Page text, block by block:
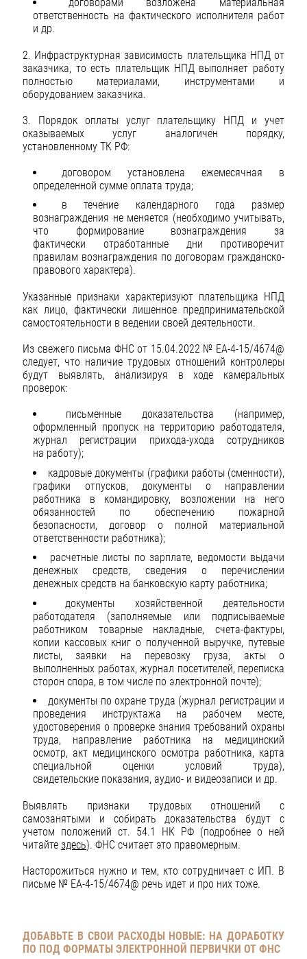
договорами возложена материальная
ответственность на фактического исполнителя работ
и др.
2. Инфраструктурная зависимость плательщика НПД от
заказчика, то есть плательщик НПД выполняет работу
полностью материалами, инструментами и
оборудованием заказчика.
3. Порядок оплаты услуг плательщику НПД и учет
оказываемых услуг аналогичен порядку,
установленному ТК РФ:
договором установлена ежемесячная в
определенной сумме оплата труда;
в течение календарного года размер
вознаграждения не меняется (необходимо учитывать,
что формирование вознаграждения за
фактически отработанные дни противоречит
правилам вознаграждения по договорам гражданско-
правового характера).
Указанные признаки характеризуют плательщика НПД
как лицо, фактически лишенное предпринимательской
самостоятельности в ведении своей деятельности.
Из свежего письма ФНС от 15.04.2022 № ЕА-4-15/4674@
следует, что наличие трудовых отношений контролеры
будут выявлять, анализируя в ходе камеральных
проверок:
письменные доказательства (например,
оформленный пропуск на территорию работодателя,
журнал регистрации прихода-ухода сотрудников
на работу);
кадровые документы (графики работы (сменности),
графики отпусков, документы о направлении
работника в командировку, возложении на него
обязанностей по обеспечению пожарной
безопасности, договор о полной материальной
ответственности работника);
расчетные листы по зарплате, ведомости выдачи
денежных средств, сведения о перечислении
денежных средств на банковскую карту работника;
документы хозяйственной деятельности
работодателя (заполняемые или подписываемые
работником товарные накладные, счета-фактуры,
копии кассовых книг о полученной выручке, путевые
листы, заявки на перевозку груза, акты о
выполненных работах, журнал посетителей, переписка
сторон спора, в том числе по электронной почте);
документы по охране труда (журнал регистрации и
проведения инструктажа на рабочем месте,
удостоверения о проверке знания требований охраны
труда, направление работника на медицинский
осмотр, акт медицинского осмотра работника, карта
специальной оценки условий труда),
свидетельские показания, аудио- и видеозаписи и др.
Выявлять признаки трудовых отношений с
самозанятыми и собирать доказательства будут с
учетом положений ст. 54.1 НК РФ (подробнее о ней
читайте здесь). ФНС считает это правомерным.
Насторожиться нужно и тем, кто сотрудничает с ИП. В
письме № ЕА-4-15/4674@ речь идет и про них тоже.
ДОБАВЬТЕ В СВОИ РАСХОДЫ НОВЫЕ: НА ДОРАБОТКУ
ПО ПОД ФОРМАТЫ ЭЛЕКТРОННОЙ ПЕРВИЧКИ ОТ ФНС